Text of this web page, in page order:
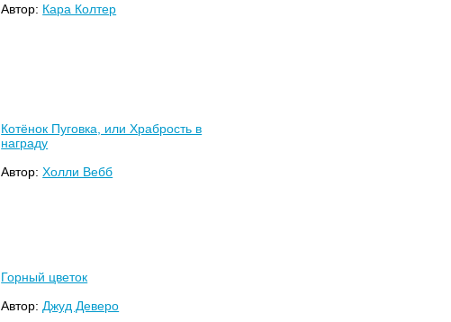
Автор: Кара Колтер
Котёнок Пуговка, или Храбрость в
награду
Автор:Холли Вебб
Горный цветок
Автор: Джуд Деверо